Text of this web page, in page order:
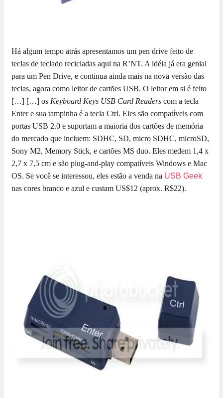
Há algum tempo atrás apresentamos um pen drive feito de
teclas de teclado recicladas aqui na R’NT. A idéia já era genial
para um Pen Drive, e continua ainda mais na nova versão das
teclas, agora como leitor de cartões USB. O leitor em si é feito
[…] […] os Keyboard Keys USB Card Readers com a tecla
Enter e sua tampinha é a tecla Ctrl. Eles são compatíveis com
portas USB 2.0 e suportam a maioria dos cartões de memória
do mercado que incluem: SDHC, SD, micro SDHC, microSD,
Sony M2, Memory Stick, e cartões MS duo. Eles medem 1,4 x
2,7 x 7,5 cm e são plug-and-play compatíveis Windows e Mac
OS. Se você se interessou, eles estão a venda na USB Geek
nas cores branco e azul e custam US$12 (aprox. R$22).